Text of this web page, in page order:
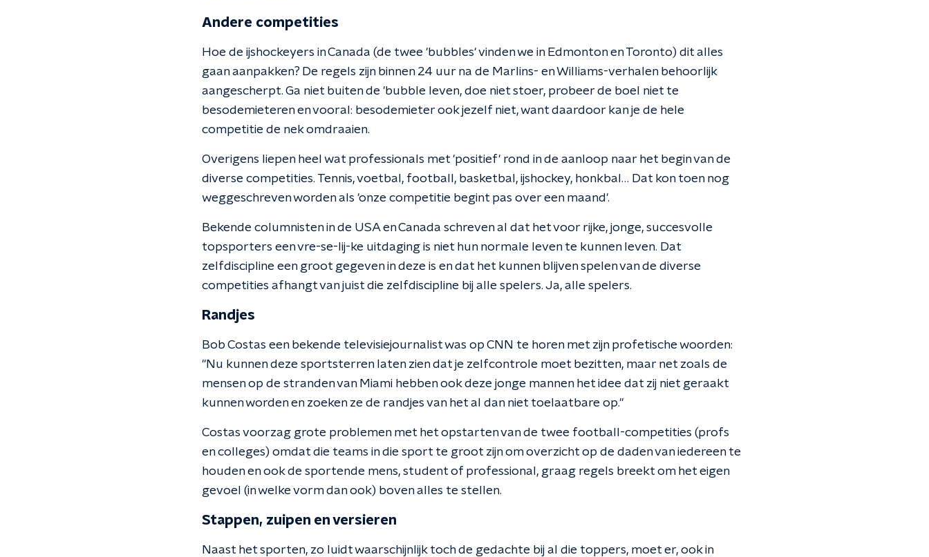
Andere competities
Hoe de ijshockeyers in Canada (de twee 'bubbles' vinden we in Edmonton en Toronto) dit alles
gaan aanpakken? De regels zijn binnen 24 uur na de Marlins- en Williams-verhalen behoorlijk
aangescherpt. Ga niet buiten de 'bubble leven, doe niet stoer, probeer de boel niet te
besodemieteren en vooral: besodemieter ook jezelf niet, want daardoor kan je de hele
competitie de nek omdraaien.
Overigens liepen heel wat professionals met 'positief' rond in de aanloop naar het begin van de
diverse competities. Tennis, voetbal, football, basketbal, ijshockey, honkbal… Dat kon toen nog
weggeschreven worden als 'onze competitie begint pas over een maand'.
Bekende columnisten in de USA en Canada schreven al dat het voor rijke, jonge, succesvolle
topsporters een vre-se-lij-ke uitdaging is niet hun normale leven te kunnen leven. Dat
zelfdiscipline een groot gegeven in deze is en dat het kunnen blijven spelen van de diverse
competities afhangt van juist die zelfdiscipline bij alle spelers. Ja, alle spelers.
Randjes
Bob Costas een bekende televisiejournalist was op CNN te horen met zijn profetische woorden:
"Nu kunnen deze sportsterren laten zien dat je zelfcontrole moet bezitten, maar net zoals de
mensen op de stranden van Miami hebben ook deze jonge mannen het idee dat zij niet geraakt
kunnen worden en zoeken ze de randjes van het al dan niet toelaatbare op."
Costas voorzag grote problemen met het opstarten van de twee football-competities (profs
en colleges) omdat die teams in die sport te groot zijn om overzicht op de daden van iedereen te
houden en ook de sportende mens, student of professional, graag regels breekt om het eigen
gevoel (in welke vorm dan ook) boven alles te stellen.
Stappen, zuipen en versieren
Naast het sporten, zo luidt waarschijnlijk toch de gedachte bij al die toppers, moet er, ook in